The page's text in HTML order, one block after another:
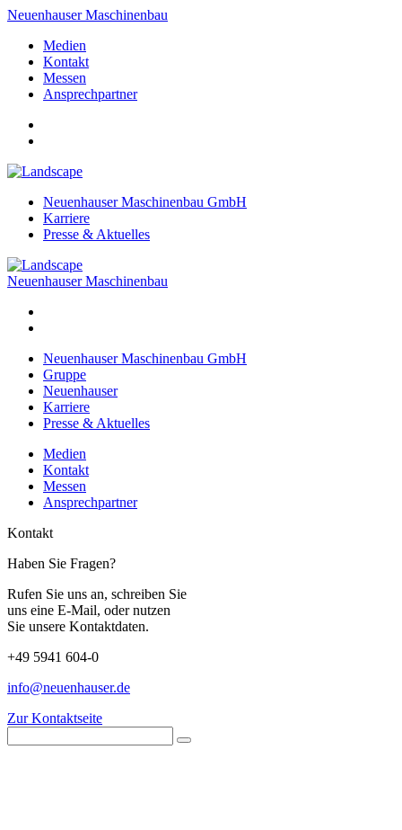
Neuenhauser Maschinenbau
Medien
Kontakt
Messen
Ansprechpartner
Neuenhauser Maschinenbau GmbH
Karriere
Presse & Aktuelles
Neuenhauser Maschinenbau
Neuenhauser Maschinenbau GmbH
Gruppe
Neuenhauser
Karriere
Presse & Aktuelles
Medien
Kontakt
Messen
Ansprechpartner
Kontakt
Haben Sie Fragen?
Rufen Sie uns an, schreiben Sie
uns eine E-Mail, oder nutzen
Sie unsere Kontaktdaten.
+49 5941 604-0
info@neuenhauser.de
Zur Kontaktseite